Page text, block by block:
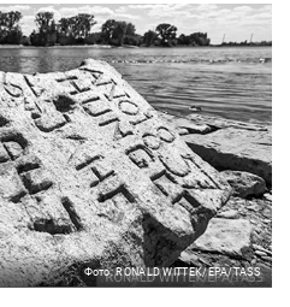
Фото: RONALD WITTEK/EPA/TASS